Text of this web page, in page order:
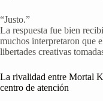
“Justo.”
La respuesta fue bien
muchos interpretaron que
libertades creativas
La rivalidad entre Mortal
centro de atención